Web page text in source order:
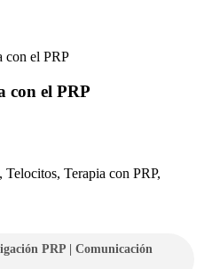
con el PRP
con el PRP
Terapia con PRP,
PRP | Comunicación